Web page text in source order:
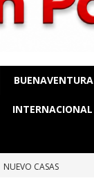
BUENAVENTURA
INTERNACIONAL
NUEVO CASAS